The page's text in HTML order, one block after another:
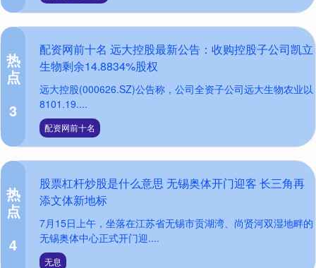
热
点
3
配资网前十名 远大控股最新公告：收购控股子公司凯立
生物剩余14.8834%股权
远大控股(000626.SZ)公告称，公司全资子公司远大生物农业以
8101.19....
配资网前十名
热
点
4
股票杠杆炒股是什么意思 无锡奥体开门迎客 长三角再
添文体新地标
7月15日上午，坐落在江苏省无锡市贡湖湾、尚贤河双湿地畔的
无锡奥体中心正式开门迎....
无息